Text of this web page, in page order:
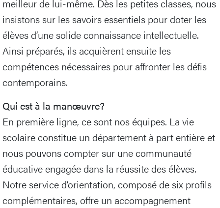
meilleur de lui-même. Dès les petites classes, nous
insistons sur les savoirs essentiels pour doter les
élèves d’une solide connaissance intellectuelle.
Ainsi préparés, ils acquièrent ensuite les
compétences nécessaires pour affronter les défis
contemporains.
Qui est à la manœuvre?
En première ligne, ce sont nos équipes. La vie
scolaire constitue un département à part entière et
nous pouvons compter sur une communauté
éducative engagée dans la réussite des élèves.
Notre service d’orientation, composé de six profils
complémentaires, offre un accompagnement